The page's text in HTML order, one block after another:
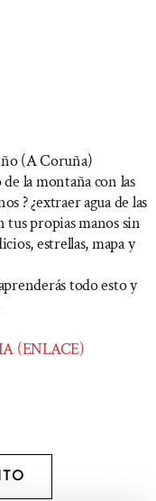
(A Coruña)
la montaña con las
? ¿extraer agua de las
tus propias manos sin
estrellas, mapa y
todo esto y
(ENLACE)